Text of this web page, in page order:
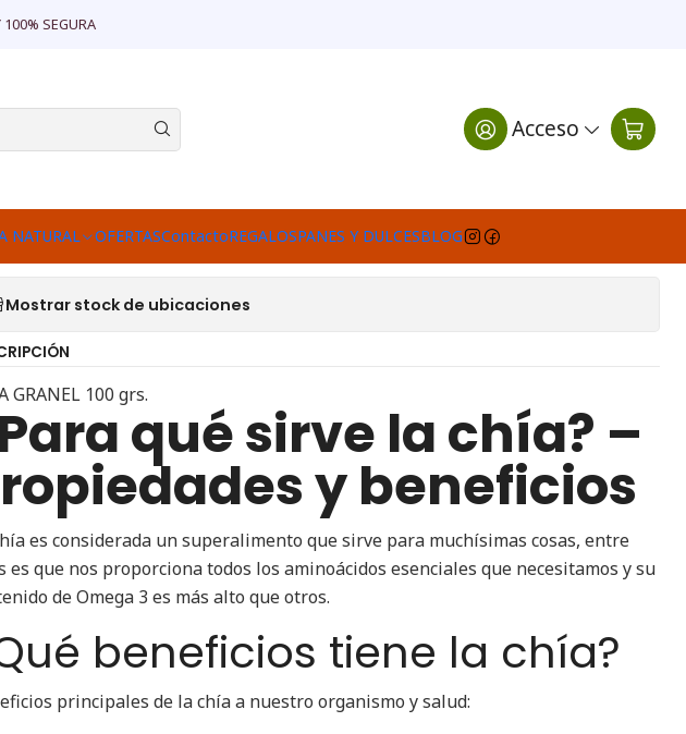
Acceso
NATURAL OFERTASContactoREGALOSPANES Y DULCESBLOG
SEGURA
GRANEL 100 grs.
GRANEL 100 grs.
Agregar a la lista de favoritos
Mostrar stock de ubicaciones
GRANEL 100 grs.
qué sirve la chía? –
y beneficios
es considerada un superalimento que sirve para muchísimas cosas, entre
es que nos proporciona todos los aminoácidos esenciales que necesitamos y su
de Omega 3 es más alto que otros.
beneficios tiene la chía?
principales de la chía a nuestro organismo y salud: